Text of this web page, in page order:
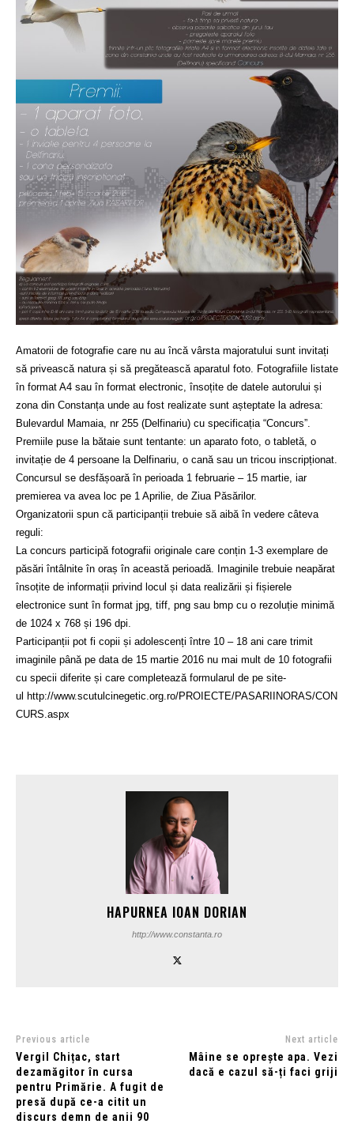
Amatorii de fotografie care nu au încă vârsta majoratului sunt invitați
să privească natura și să pregătească aparatul foto. Fotografiile listate
în format A4 sau în format electronic, însoțite de datele autorului și
zona din Constanța unde au fost realizate sunt așteptate la adresa:
Bulevardul Mamaia, nr 255 (Delfinariu) cu specificația “Concurs”.
Premiile puse la bătaie sunt tentante: un aparato foto, o tabletă, o
invitație de 4 persoane la Delfinariu, o cană sau un tricou inscripționat.
Concursul se desfășoară în perioada 1 februarie – 15 martie, iar
premierea va avea loc pe 1 Aprilie, de Ziua Păsărilor.
Organizatorii spun că participanții trebuie să aibă în vedere câteva
reguli:
La concurs participă fotografii originale care conțin 1-3 exemplare de
păsări întâlnite în oraș în această perioadă. Imaginile trebuie neapărat
însoțite de informații privind locul și data realizării și fișierele
electronice sunt în format jpg, tiff, png sau bmp cu o rezoluție minimă
de 1024 x 768 și 196 dpi.
Participanții pot fi copii și adolescenți între 10 – 18 ani care trimit
imaginile până pe data de 15 martie 2016 nu mai mult de 10 fotografii
cu specii diferite și care completează formularul de pe site-
ul http://www.scutulcinegetic.org.ro/PROIECTE/PASARIINORAS/CON
CURS.aspx
HAPURNEA IOAN DORIAN
http://www.constanta.ro
Previous article
Vergil Chițac, start
dezamăgitor în cursa
pentru Primărie. A fugit de
presă după ce-a citit un
discurs demn de anii 90
Next article
Mâine se oprește apa. Vezi
dacă e cazul să-ți faci griji